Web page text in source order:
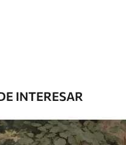
INTERESAR